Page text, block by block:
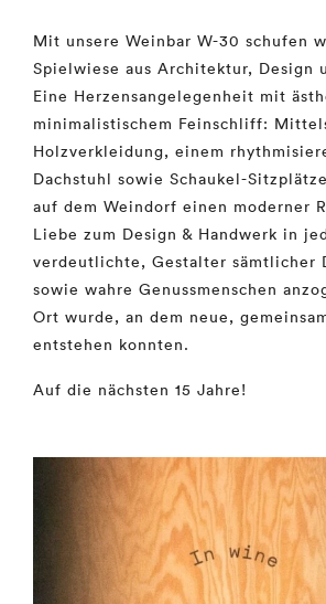
Mit unsere Weinbar W-30 schufen
Spielwiese aus Architektur, Design
Eine Herzensangelegenheit mit
minimalistischem Feinschliff:
Holzverkleidung, einem
Dachstuhl sowie Schaukel-
auf dem Weindorf einen moderner
Liebe zum Design & Handwerk in
verdeutlichte, Gestalter sämtlicher
sowie wahre Genussmenschen
Ort wurde, an dem neue,
entstehen konnten.
Auf die nächsten 15 Jahre!